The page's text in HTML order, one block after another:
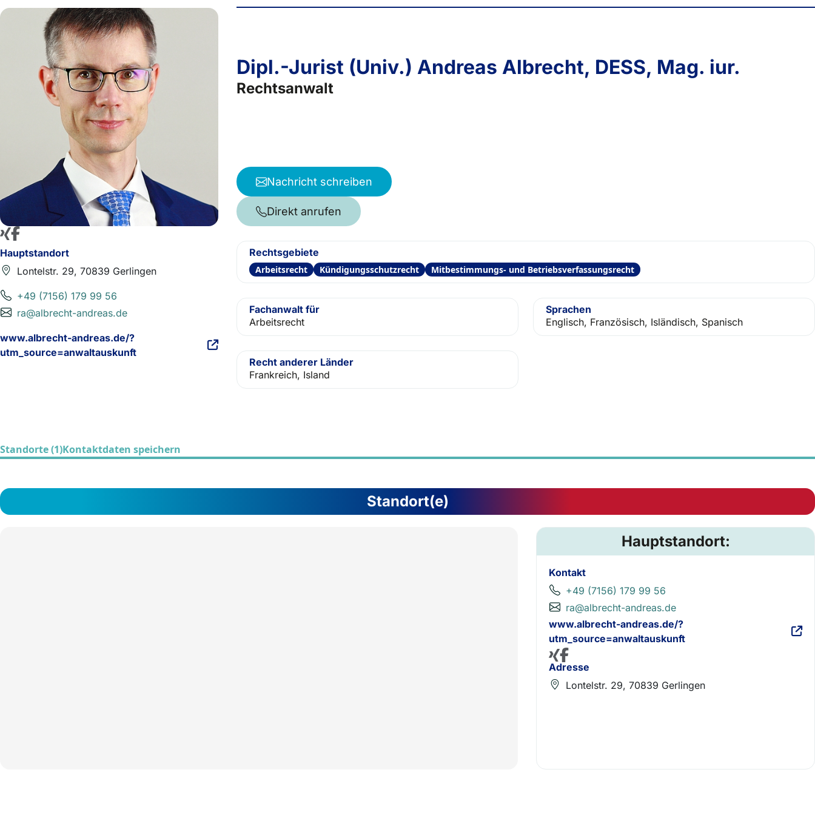
Hauptstandort
Lontelstr. 29, 70839 Gerlingen
+49 (7156) 179 99 56
ra@albrecht-andreas.de
www.albrecht-andreas.de/?
utm_source=anwaltauskunft
Dipl.-Jurist (Univ.) Andreas Albrecht, DESS, Mag. iur.
Rechtsanwalt
Nachricht schreiben
Direkt anrufen
Rechtsgebiete
Arbeitsrecht Kündigungsschutzrecht Mitbestimmungs- und Betriebsverfassungsrecht
Fachanwalt für
Arbeitsrecht
Sprachen
Englisch, Französisch, Isländisch, Spanisch
Recht anderer Länder
Frankreich, Island
Standorte (1)Kontaktdaten speichern
Standort(e)
Hauptstandort:
Kontakt
+49 (7156) 179 99 56
ra@albrecht-andreas.de
www.albrecht-andreas.de/?
utm_source=anwaltauskunft
Adresse
Lontelstr. 29, 70839 Gerlingen